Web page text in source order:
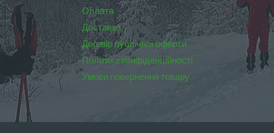
Оплата
Доставка
Договір публічної оферти
Політика конфіденційності
Умови повернення товару